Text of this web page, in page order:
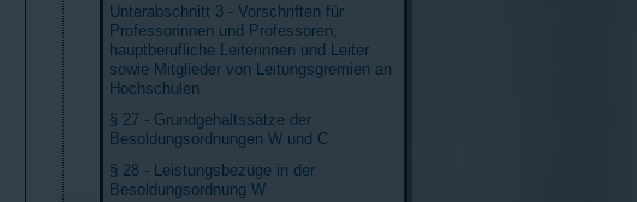
Unterabschnitt 3 - Vorschriften für
Professorinnen und Professoren,
hauptberufliche Leiterinnen und Leiter
sowie Mitglieder von Leitungsgremien an
Hochschulen
§ 27 - Grundgehaltssätze der
Besoldungsordnungen W und C
§ 28 - Leistungsbezüge in der
Besoldungsordnung W